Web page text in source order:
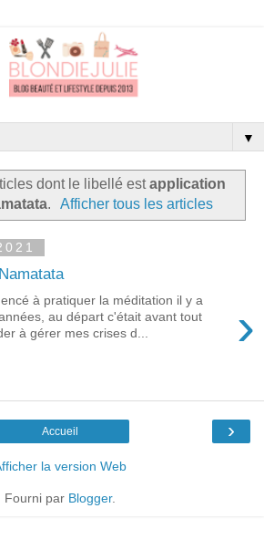
▼
dont le libellé estapplication
. Afficher tous les articles
›
à pratiquer la méditation il y a
au départ c'était avant tout
à gérer mes crises d...
›
Accueil
la version Web
Fourni par Blogger.